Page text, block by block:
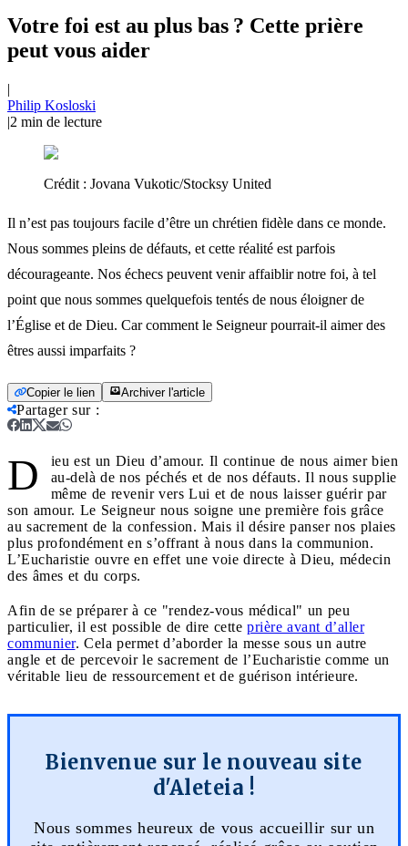
Votre foi est au plus bas ? Cette prière
peut vous aider
|
Philip Kosloski
|2 min de lecture
Crédit : Jovana Vukotic/Stocksy United
Il n’est pas toujours facile d’être un chrétien fidèle dans ce monde.
Nous sommes pleins de défauts, et cette réalité est parfois
décourageante. Nos échecs peuvent venir affaiblir notre foi, à tel
point que nous sommes quelquefois tentés de nous éloigner de
l’Église et de Dieu. Car comment le Seigneur pourrait-il aimer des
êtres aussi imparfaits ?
Copier le lien Archiver l'article
Partager sur:
D
ieu est un Dieu d’amour. Il continue de nous aimer bien
au-delà de nos péchés et de nos défauts. Il nous supplie
même de revenir vers Lui et de nous laisser guérir par
son amour. Le Seigneur nous soigne une première fois grâce
au sacrement de la confession. Mais il désire panser nos plaies
plus profondément en s’offrant à nous dans la communion.
L’Eucharistie ouvre en effet une voie directe à Dieu, médecin
des âmes et du corps.
Afin de se préparer à ce "rendez-vous médical" un peu
particulier, il est possible de dire cette prière avant d’aller
communier. Cela permet d’aborder la messe sous un autre
angle et de percevoir le sacrement de l’Eucharistie comme un
véritable lieu de ressourcement et de guérison intérieure.
Bienvenue sur le nouveau site
d'Aleteia !
Nous sommes heureux de vous accueillir sur un